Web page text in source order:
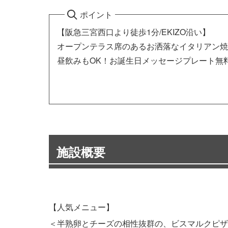
ポイント
【阪急三宮西口より徒歩1分/EKIZO沿い】
オープンテラス席のあるお洒落なイタリアン
昼飲みもOK！お誕生日メッセージプレート無
施設概要
【人気メニュー】
＜半熟卵とチーズの相性抜群の、ビスマルクピ